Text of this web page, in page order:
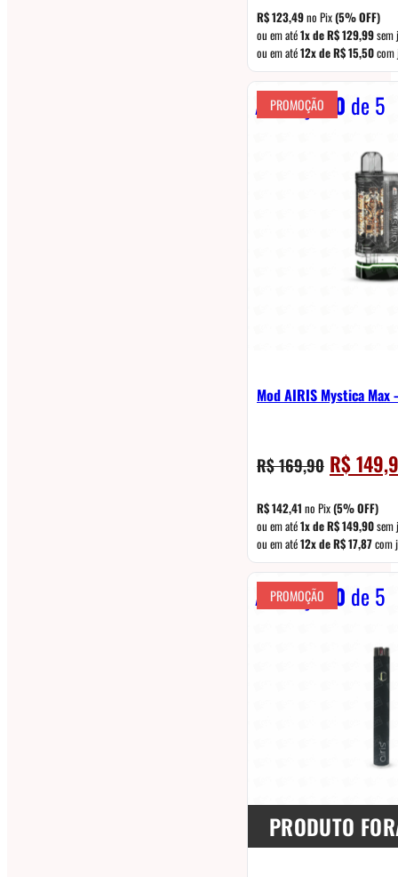
R$123,49no Pix(5% OFF)
ou em até1x deR$129,99sem
ou em até12x deR$15,50com
Avaliação 0 de 5
PROMOÇÃO
Mod AIRIS Mystica Max
R$169,90 O
preço
original
era:
R$
R$
R$142,41 no Pix(5% OFF)
ou em até1x deR$149,90sem
ou em até12x deR$17,87com
Avaliação 0 de 5
PROMOÇÃO
PRODUTO